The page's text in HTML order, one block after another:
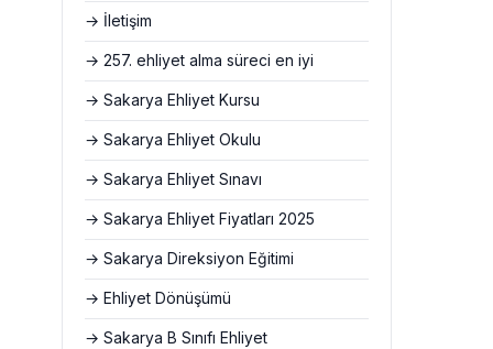
→ İletişim
→ 257. ehliyet alma süreci en iyi
→ Sakarya Ehliyet Kursu
→ Sakarya Ehliyet Okulu
→ Sakarya Ehliyet Sınavı
→ Sakarya Ehliyet Fiyatları 2025
→ Sakarya Direksiyon Eğitimi
→ Ehliyet Dönüşümü
→ Sakarya B Sınıfı Ehliyet